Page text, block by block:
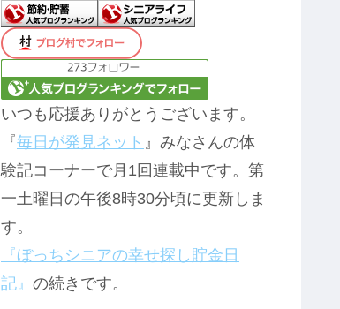
いつも応援ありがとうございます。
『毎日が発見ネット 』みなさんの体
験記コーナーで月1回連載中です。第
一土曜日の午後8時30分頃に更新しま
す。
『ぼっちシニアの幸せ探し貯金日
記』 の続きです。